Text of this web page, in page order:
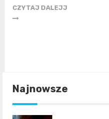
CZYTAJ DALEJJ
Najnowsze